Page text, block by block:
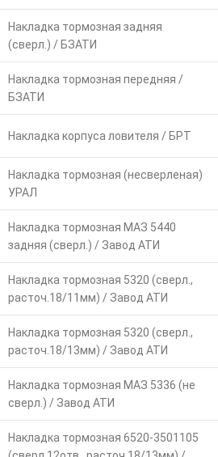
Накладка тормозная задняя
(сверл.) / БЗАТИ
Накладка тормозная передняя /
БЗАТИ
Накладка корпуса ловителя / БРТ
Накладка тормозная (несверленая)
УРАЛ
Накладка тормозная МАЗ 5440
задняя (сверл.) / Завод АТИ
Накладка тормозная 5320 (сверл.,
расточ.18/11мм) / Завод АТИ
Накладка тормозная 5320 (сверл.,
расточ.18/13мм) / Завод АТИ
Накладка тормозная МАЗ 5336 (не
сверл.) / Завод АТИ
Накладка тормозная 6520-3501105